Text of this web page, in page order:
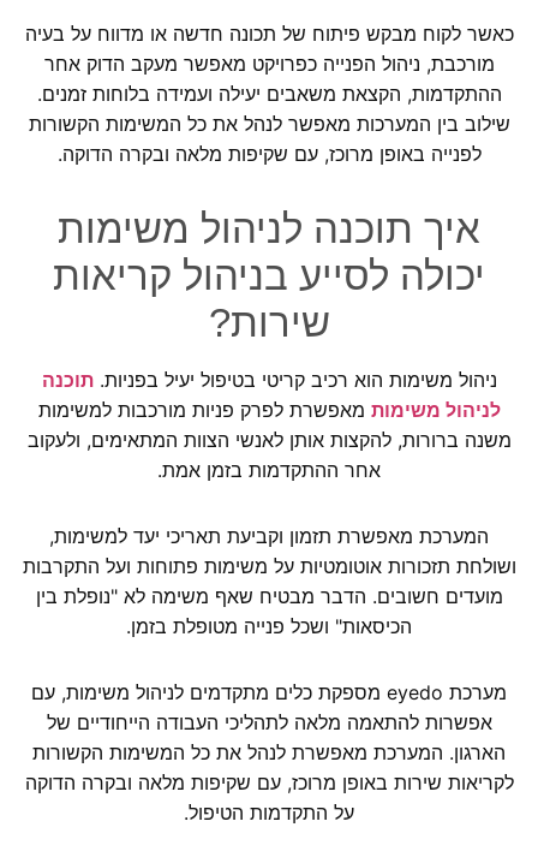
כאשר לקוח מבקש פיתוח של תכונה חדשה או מדווח על בעיה
מורכבת, ניהול הפנייה כפרויקט מאפשר מעקב הדוק אחר
ההתקדמות, הקצאת משאבים יעילה ועמידה בלוחות זמנים.
שילוב בין המערכות מאפשר לנהל את כל המשימות הקשורות
לפנייה באופן מרוכז, עם שקיפות מלאה ובקרה הדוקה.
איך תוכנה לניהול משימות
יכולה לסייע בניהול קריאות
שירות?
ניהול משימות הוא רכיב קריטי בטיפול יעיל בפניות.תוכנה
לניהול משימות מאפשרת לפרק פניות מורכבות למשימות
משנה ברורות, להקצות אותן לאנשי הצוות המתאימים, ולעקוב
אחר ההתקדמות בזמן אמת.
המערכת מאפשרת תזמון וקביעת תאריכי יעד למשימות,
ושולחת תזכורות אוטומטיות על משימות פתוחות ועל התקרבות
מועדים חשובים. הדבר מבטיח שאף משימה לא "נופלת בין
הכיסאות" ושכל פנייה מטופלת בזמן.
מערכת eyedo מספקת כלים מתקדמים לניהול משימות, עם
אפשרות להתאמה מלאה לתהליכי העבודה הייחודיים של
הארגון. המערכת מאפשרת לנהל את כל המשימות הקשורות
לקריאות שירות באופן מרוכז, עם שקיפות מלאה ובקרה הדוקה
על התקדמות הטיפול.